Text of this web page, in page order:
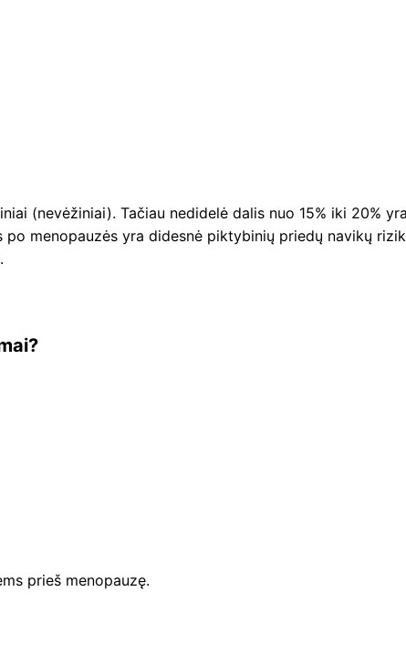
(nevėžiniai). Tačiau nedidelė dalis nuo 15% iki 20%
menopauzės yra didesnė piktybinių priedų navikų
prieš menopauzę.